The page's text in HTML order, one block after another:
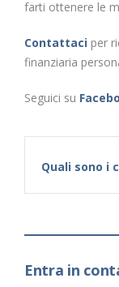
farti ottenere le
Contattaci per
finanziaria
Seguici su
Quali sono i
Entra in